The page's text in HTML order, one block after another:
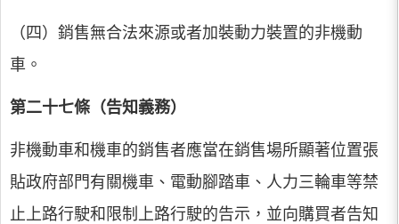
（四）銷售無合法來源或者加裝動力裝置的非機動
車。
第二十七條（告知義務）
非機動車和機車的銷售者應當在銷售場所顯著位置張
貼政府部門有關機車、電動腳踏車、人力三輪車等禁
止上路行駛和限制上路行駛的告示，並向購買者告知